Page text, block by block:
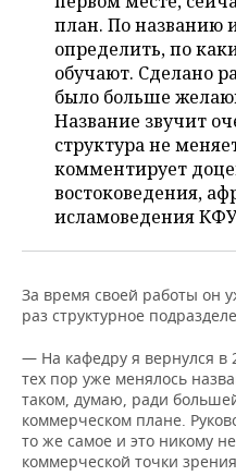
план. По названию
определить, по
обучают. Сделано
было больше
Название звучит
структура не
комментирует
востоковедения,
исламоведения
За время своей работы он
раз структурное
— На кафедру я вернулся в
тех пор уже менялось
таком, думаю, ради
коммерческом плане.
то же самое и это никому
коммерческой точки